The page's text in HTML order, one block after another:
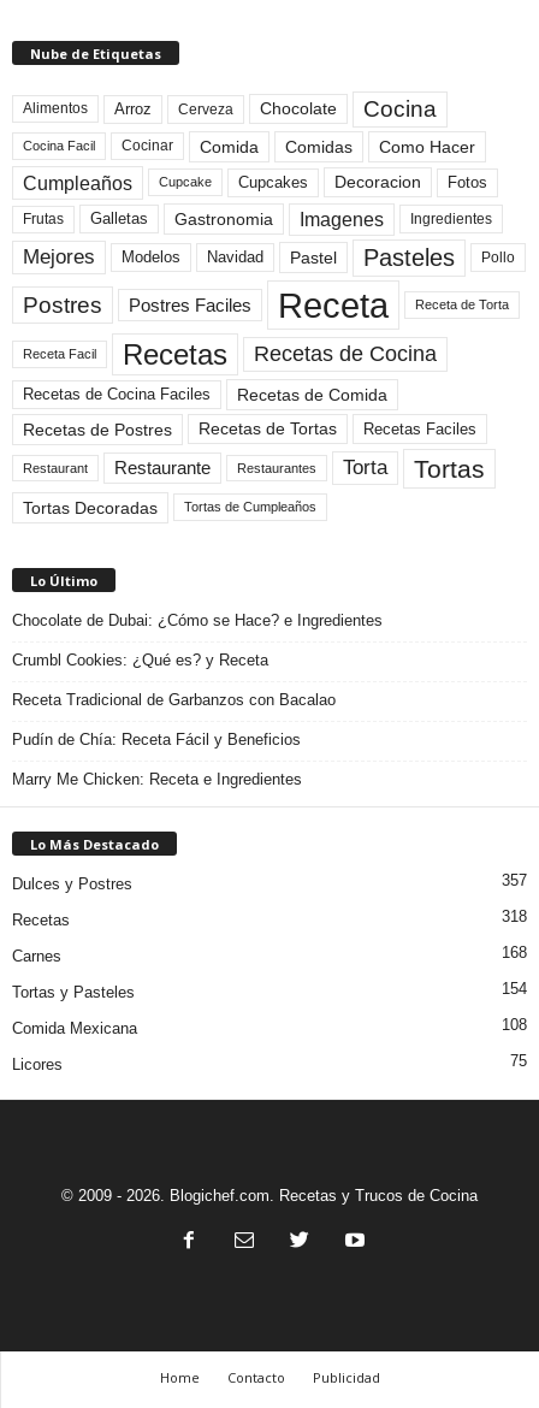
Nube de Etiquetas
Alimentos Arroz Cerveza Chocolate Cocina
Cocina Facil Cocinar Comida Comidas Como Hacer
Cumpleaños Cupcake Cupcakes Decoracion Fotos
Frutas Galletas Gastronomia Imagenes Ingredientes
Mejores Modelos Navidad Pastel Pasteles Pollo
Postres Postres Faciles Receta Receta de Torta
Receta Facil Recetas Recetas de Cocina
Recetas de Cocina Faciles
Recetas de Comida
Recetas de Postres
Recetas de Tortas Recetas Faciles
Restaurant Restaurante Restaurantes Torta Tortas
Tortas Decoradas Tortas de Cumpleaños
Lo Último
Chocolate de Dubai: ¿Cómo se Hace? e Ingredientes
Crumbl Cookies: ¿Qué es? y Receta
Receta Tradicional de Garbanzos con Bacalao
Pudín de Chía: Receta Fácil y Beneficios
Marry Me Chicken: Receta e Ingredientes
Lo Más Destacado
Dulces y Postres 357
Recetas 318
Carnes 168
Tortas y Pasteles 154
Comida Mexicana 108
Licores 75
© 2009 - 2026. Blogichef.com. Recetas y Trucos de Cocina
Home Contacto Publicidad